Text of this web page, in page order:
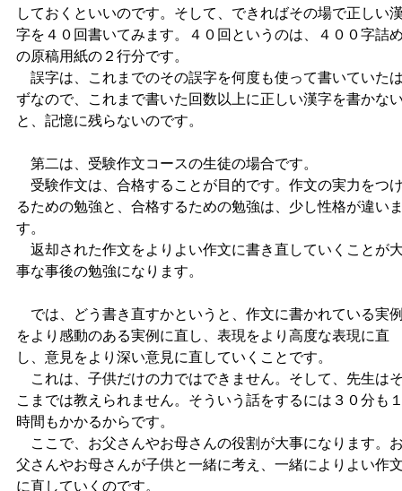
しておくといいのです。そして、できればその場で正しい
字を４０回書いてみます。４０回というのは、４００字詰
の原稿用紙の２行分です。
誤字は、これまでのその誤字を何度も使って書いていた
ずなので、これまで書いた回数以上に正しい漢字を書かな
と、記憶に残らないのです。
第二は、受験作文コースの生徒の場合です。
受験作文は、合格することが目的です。作文の実力をつ
るための勉強と、合格するための勉強は、少し性格が違い
す。
返却された作文をよりよい作文に書き直していくことが
事な事後の勉強になります。
では、どう書き直すかというと、作文に書かれている実
をより感動のある実例に直し、表現をより高度な表現に直
し、意見をより深い意見に直していくことです。
これは、子供だけの力ではできません。そして、先生は
こまでは教えられません。そういう話をするには３０分も
時間もかかるからです。
ここで、お父さんやお母さんの役割が大事になります。
父さんやお母さんが子供と一緒に考え、一緒によりよい作
に直していくのです。